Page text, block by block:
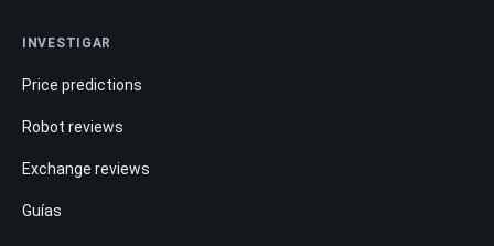
INVESTIGAR
Price predictions
Robot reviews
Exchange reviews
Guías